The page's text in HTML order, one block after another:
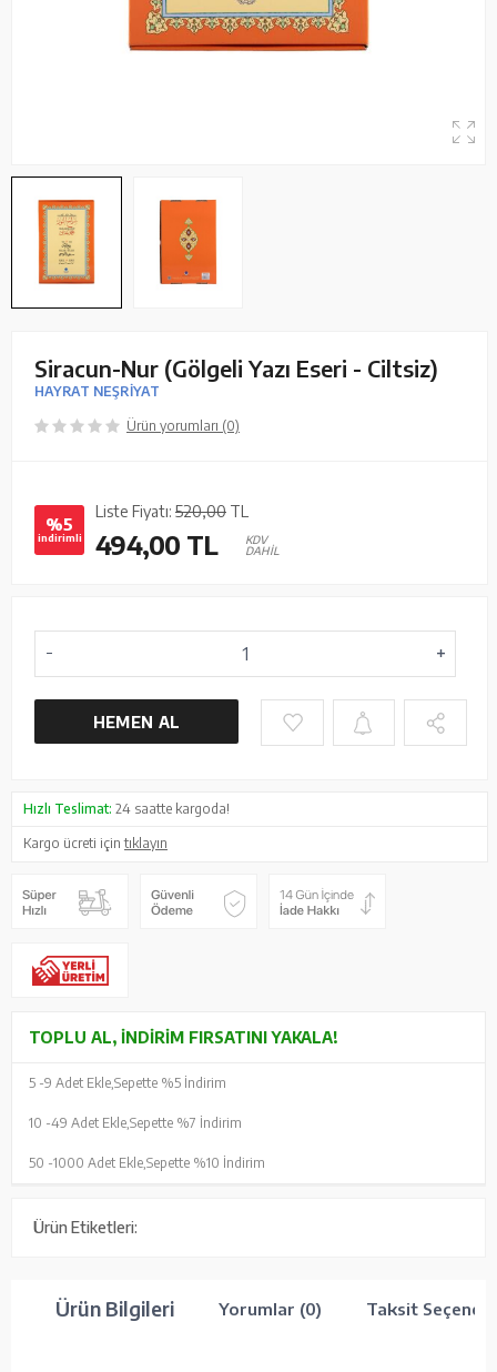
Siracun-Nur (Gölgeli Yazı Eseri - Ciltsiz)
HAYRAT NEŞRİYAT
Ürün yorumları (0)
%5
indirimli
Liste Fiyatı: 520,00 TL
494,00 TL
KDV
DAHİL
HEMEN AL
Hızlı Teslimat: 24 saatte kargoda!
Kargo ücreti içintıklayın
TOPLU AL, İNDIRIM FIRSATINI YAKALA!
5 -9 Adet Ekle, Sepette %5 İndirim
10 -49 Adet Ekle, Sepette %7 İndirim
50 -1000 Adet Ekle, Sepette %10 İndirim
Ürün Etiketleri:
Ürün Bilgileri Yorumlar (0) Taksit